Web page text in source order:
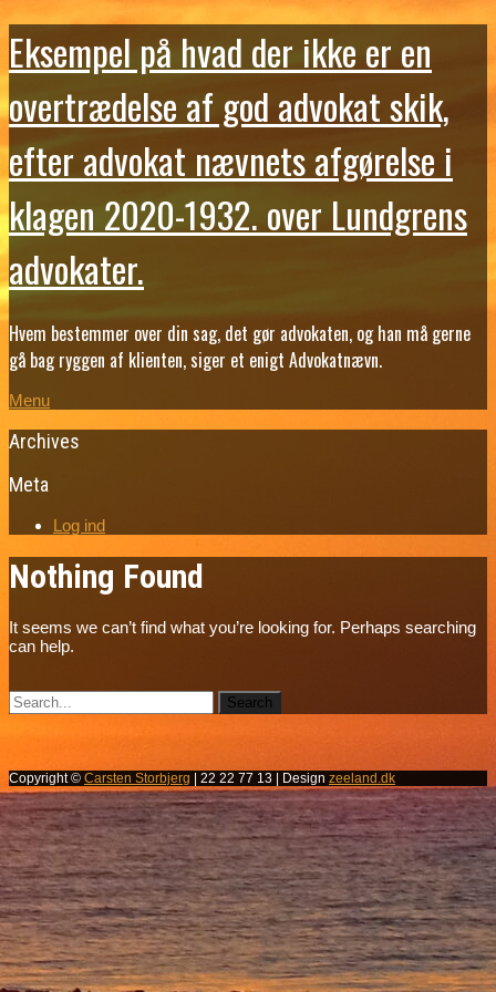
Eksempel på hvad der ikke er en
overtrædelse af god advokat skik,
efter advokat nævnets afgørelse i
klagen 2020-1932. over Lundgrens
advokater.
Hvem bestemmer over din sag, det gør advokaten, og han må gerne
gå bag ryggen af klienten, siger et enigt Advokatnævn.
Menu
Archives
Meta
Log ind
Nothing Found
It seems we can’t find what you’re looking for. Perhaps searching
can help.
Copyright © Carsten Storbjerg | 22 22 77 13 | Design zeeland.dk